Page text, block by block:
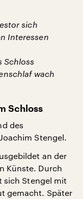
sich
Interessen
Schloss
wach
Schloss
des
Stengel.
an der
Künste. Durch
sich Stengel mit
gemacht. Später